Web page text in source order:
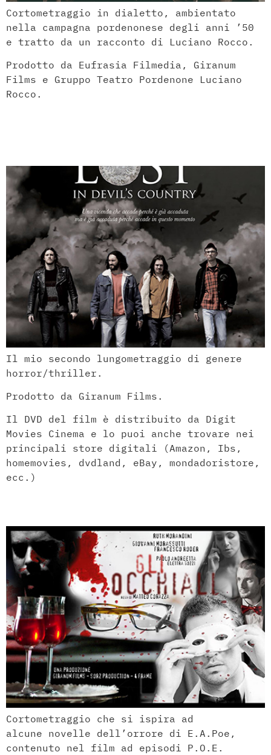
Cortometraggio in dialetto, ambientato
nella campagna pordenonese degli anni ’50
e tratto da un racconto di Luciano Rocco.
Prodotto da Eufrasia Filmedia, Giranum
Films e Gruppo Teatro Pordenone Luciano
Rocco.
Il mio secondo lungometraggio di genere
horror/thriller.
Prodotto da Giranum Films.
Il DVD del film è distribuito da Digit
Movies Cinema e lo puoi anche trovare nei
principali store digitali (Amazon, Ibs,
homemovies, dvdland, eBay, mondadoristore,
ecc.)
Cortometraggio che si ispira ad
alcune novelle dell’orrore di E.A.Poe,
contenuto nel film ad episodi P.O.E.